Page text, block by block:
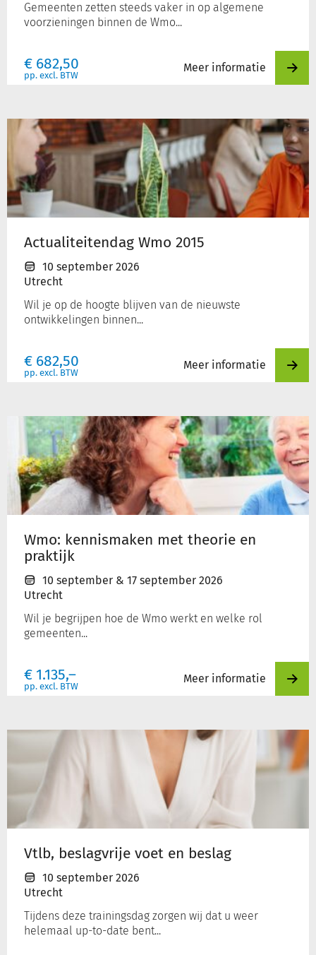
Gemeenten zetten steeds vaker in op algemene
voorzieningen binnen de Wmo...
€ 682,50
pp. excl. BTW
Meer informatie
Actualiteitendag Wmo 2015
10 september 2026
Utrecht
Wil je op de hoogte blijven van de nieuwste
ontwikkelingen binnen...
€ 682,50
pp. excl. BTW
Meer informatie
Actualiteitendag
Wmo: kennismaken met theorie en
praktijk
10 september & 17 september 2026
Utrecht
Wil je begrijpen hoe de Wmo werkt en welke rol
gemeenten...
€ 1.135,–
pp. excl. BTW
Meer informatie
Wmo:
kennismaken
met
theorie
en
praktijk
Vtlb, beslagvrije voet en beslag
10 september 2026
Utrecht
Tijdens deze trainingsdag zorgen wij dat u weer
helemaal up-to-date bent...
Vtlb,
beslagvrije
beslag